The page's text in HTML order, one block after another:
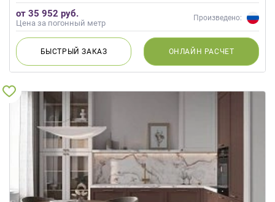
Оливковый, Салатовый,
Мятный
от 35 952 руб.
Цена за погонный метр
Произведено:
БЫСТРЫЙЗАКАЗ ОНЛАЙН РАСЧЕТ